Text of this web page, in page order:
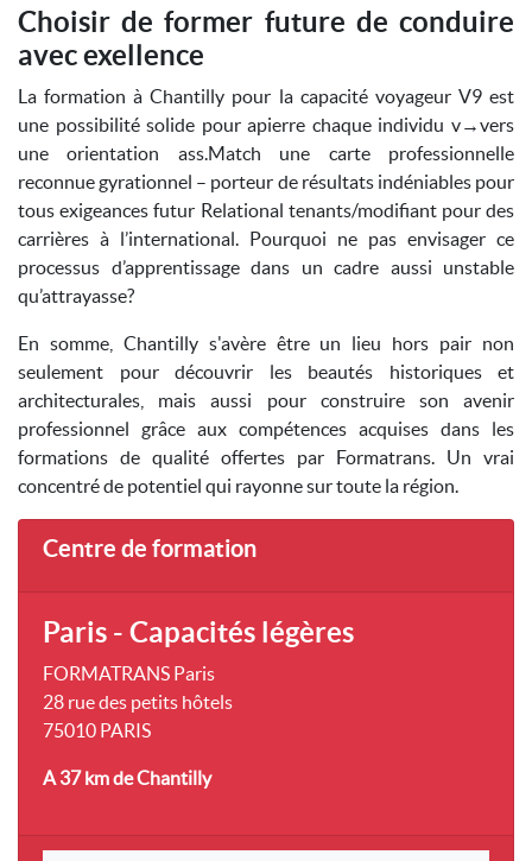
Choisir de former future de conduire
avec exellence
La formation à Chantilly pour la capacité voyageur V9 est
une possibilité solide pour apierre chaque individu v→vers
une orientation ass.Match une carte professionnelle
reconnue gyrationnel – porteur de résultats indéniables pour
tous exigeances futur Relational tenants/modifiant pour des
carrières à l’international. Pourquoi ne pas envisager ce
processus d’apprentissage dans un cadre aussi unstable
qu’attrayasse?
En somme, Chantilly s'avère être un lieu hors pair non
seulement pour découvrir les beautés historiques et
architecturales, mais aussi pour construire son avenir
professionnel grâce aux compétences acquises dans les
formations de qualité offertes par Formatrans. Un vrai
concentré de potentiel qui rayonne sur toute la région.
Centre de formation
Paris - Capacités légères
FORMATRANS Paris
28 rue des petits hôtels
75010 PARIS
A 37 kmde Chantilly